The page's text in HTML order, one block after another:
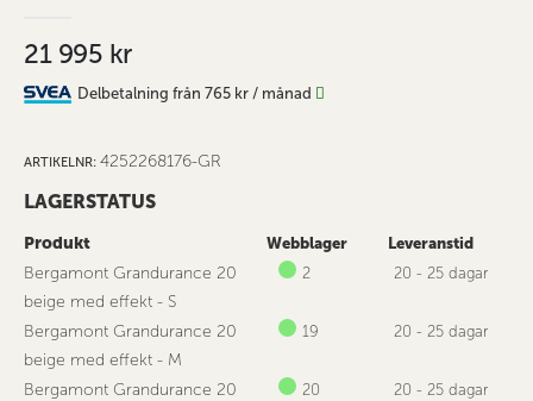
21 995 kr
Delbetalning från 765 kr / månad
ARTIKELNR 4252268176-GR
LAGERSTATUS
Produkt Webblager Leveranstid
Bergamont Grandurance 20
beige med effekt - S
2 20 - 25 dagar
Bergamont Grandurance 20
beige med effekt - M
19 20 - 25 dagar
Bergamont Grandurance 20
20 20 - 25 dagar